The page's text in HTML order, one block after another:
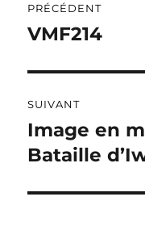
de
PRÉCÉDENT
Publication
VMF214
SUIVANT
Publication
suivante :
Image en
Bataille